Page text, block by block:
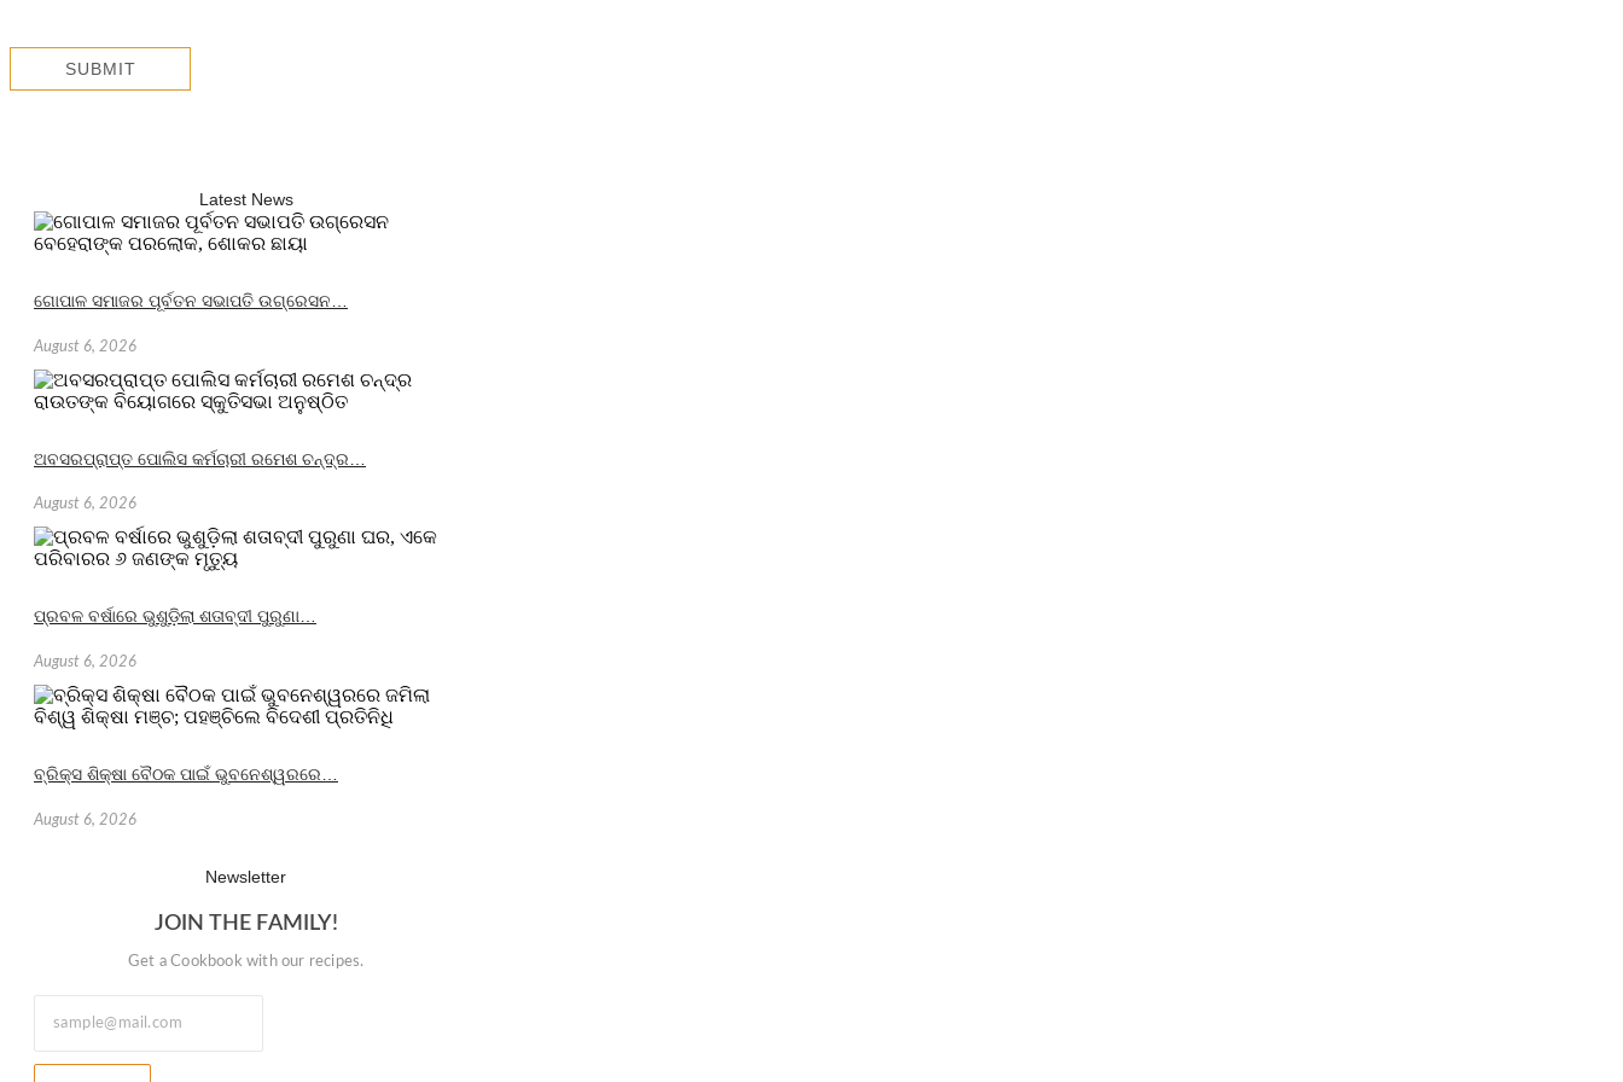
Latest News
ଗୋପାଳ ସମାଜର ପୂର୍ବତନ ସଭାପତି ଉଗ୍ରେସନ…
August 6, 2026
ଅବସରପ୍ରାପ୍ତ ପୋଲିସ କର୍ମଚାରୀ ରମେଶ ଚନ୍ଦ୍ର…
August 6, 2026
ପ୍ରବଳ ବର୍ଷାରେ ଭୁଶୁଡ଼ିଲା ଶତାବ୍ଦୀ ପୁରୁଣା…
August 6, 2026
ବ୍ରିକ୍ସ ଶିକ୍ଷା ବୈଠକ ପାଇଁ ଭୁବନେଶ୍ୱରରେ…
August 6, 2026
Newsletter
JOIN THE FAMILY!
Get a Cookbook with our recipes.